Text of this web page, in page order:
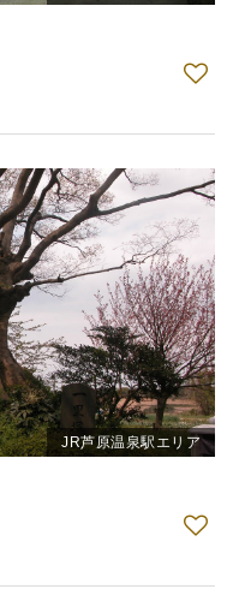
JR芦原温泉駅エリア